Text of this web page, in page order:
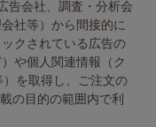
告会社、調査・分析会
社等）から間接的に
クされている広告の
や個人関連情報（ク
を取得し、ご注文の
の目的の範囲内で利